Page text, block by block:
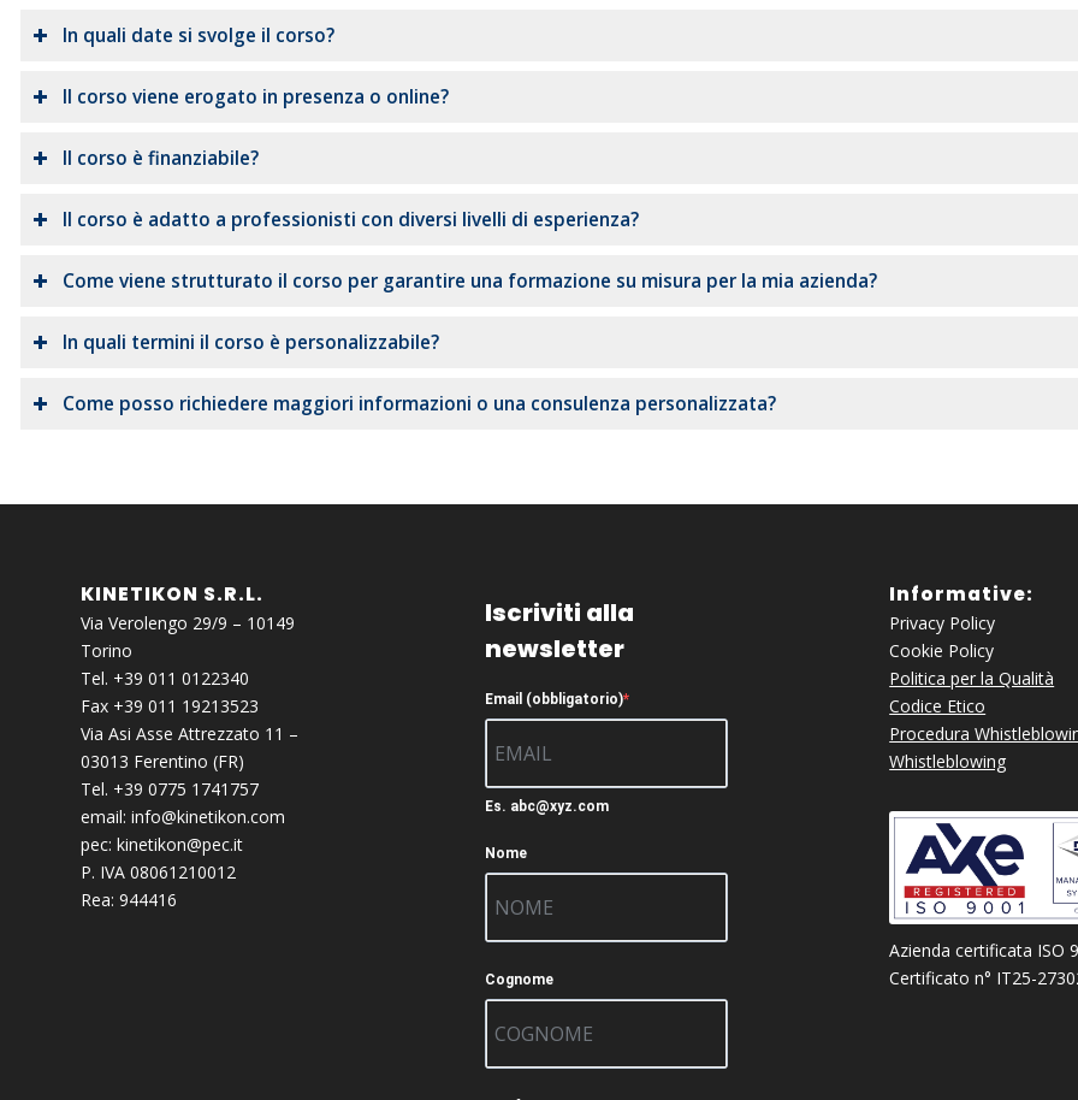
In quali date si svolge il corso?
Il corso viene erogato in presenza o online?
Il corso è finanziabile?
Il corso è adatto a professionisti con diversi livelli di esperienza?
Come viene strutturato il corso per garantire una formazione su misura per la mia azienda?
In quali termini il corso è personalizzabile?
Come posso richiedere maggiori informazioni o una consulenza personalizzata?
KINETIKON S.R.L.
Via Verolengo 29/9 – 10149
Torino
Tel. +39 011 0122340
Fax +39 011 19213523
Via Asi Asse Attrezzato 11 –
03013 Ferentino (FR)
Tel. +39 0775 1741757
email:info@kinetikon.com
pec:kinetikon@pec.it
P. IVA 08061210012
Rea: 944416
Iscriviti alla
newsletter
Email (obbligatorio)
Es. abc@xyz.com
Nome
Cognome
Informative:
Privacy Policy
Cookie Policy
Politica per la Qualità
Codice Etico
Procedura
Whistleblowing
Azienda certificata ISO
Certificato n° IT25-